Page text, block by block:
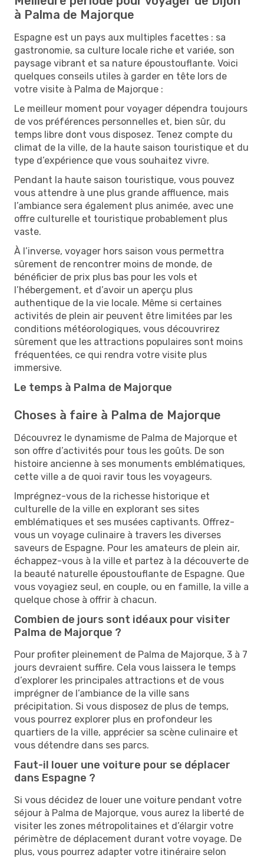
à Palma de Majorque
Espagne est un pays aux multiples facettes : sa
gastronomie, sa culture locale riche et variée, son
paysage vibrant et sa nature époustouflante. Voici
quelques conseils utiles à garder en tête lors de
votre visite à Palma de Majorque :
Le meilleur moment pour voyager dépendra toujours
de vos préférences personnelles et, bien sûr, du
temps libre dont vous disposez. Tenez compte du
climat de la ville, de la haute saison touristique et du
type d’expérience que vous souhaitez vivre.
Pendant la haute saison touristique, vous pouvez
vous attendre à une plus grande affluence, mais
l’ambiance sera également plus animée, avec une
offre culturelle et touristique probablement plus
vaste.
À l’inverse, voyager hors saison vous permettra
sûrement de rencontrer moins de monde, de
bénéficier de prix plus bas pour les vols et
l’hébergement, et d’avoir un aperçu plus
authentique de la vie locale. Même si certaines
activités de plein air peuvent être limitées par les
conditions météorologiques, vous découvrirez
sûrement que les attractions populaires sont moins
fréquentées, ce qui rendra votre visite plus
immersive.
Le temps à Palma de Majorque
Choses à faire à Palma de Majorque
Découvrez le dynamisme de Palma de Majorque et
son offre d’activités pour tous les goûts. De son
histoire ancienne à ses monuments emblématiques,
cette ville a de quoi ravir tous les voyageurs.
Imprégnez-vous de la richesse historique et
culturelle de la ville en explorant ses sites
emblématiques et ses musées captivants. Offrez-
vous un voyage culinaire à travers les diverses
saveurs de Espagne. Pour les amateurs de plein air,
échappez-vous à la ville et partez à la découverte de
la beauté naturelle époustouflante de Espagne. Que
vous voyagiez seul, en couple, ou en famille, la ville a
quelque chose à offrir à chacun.
Combien de jours sont idéaux pour visiter
Palma de Majorque ?
Pour profiter pleinement de Palma de Majorque, 3 à 7
jours devraient suffire. Cela vous laissera le temps
d’explorer les principales attractions et de vous
imprégner de l’ambiance de la ville sans
précipitation. Si vous disposez de plus de temps,
vous pourrez explorer plus en profondeur les
quartiers de la ville, apprécier sa scène culinaire et
vous détendre dans ses parcs.
Faut-il louer une voiture pour se déplacer
dans Espagne ?
Si vous décidez de louer une voiture pendant votre
séjour à Palma de Majorque, vous aurez la liberté de
visiter les zones métropolitaines et d’élargir votre
périmètre de déplacement durant votre voyage. De
plus, vous pourrez adapter votre itinéraire selon